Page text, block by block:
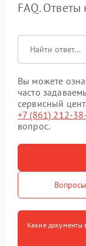
FAQ.
Вы можете
часто
сервисный
+7 (861) 212-
вопрос.
Какие документы